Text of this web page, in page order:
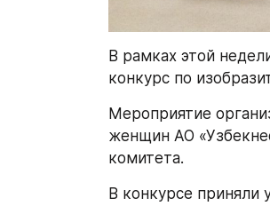
В рамках этой
конкурс по
Мероприятие
женщин АО
комитета.
В конкурсе приняли